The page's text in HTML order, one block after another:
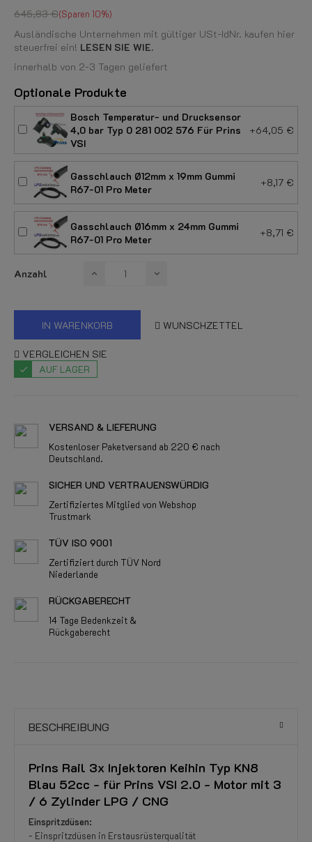
645,83 € Sparen 10%
Ausländische Unternehmen mit gültiger USt-IdNr. kaufen hier
steuerfrei ein! LESEN SIE WIE.
innerhalb von 2-3 Tagen geliefert
Optionale Produkte
Bosch Temperatur- und Drucksensor
4,0 bar Typ 0 281 002 576 Für Prins
VSI
+64,05 €
Gasschlauch Ø12mm x 19mm Gummi
R67-01 Pro Meter
+8,17 €
Gasschlauch Ø16mm x 24mm Gummi
R67-01 Pro Meter
+8,71 €
Anzahl
IN WARENKORB WUNSCHZETTEL
VERGLEICHEN SIE
AUF LAGER
VERSAND & LIEFERUNG
Kostenloser Paketversand ab 220 € nach
Deutschland.
SICHER UND VERTRAUENSWÜRDIG
Zertifiziertes Mitglied von Webshop
Trustmark
TÜV ISO 9001
Zertifiziert durch TÜV Nord
Niederlande
RÜCKGABERECHT
14 Tage Bedenkzeit &
Rückgaberecht
BESCHREIBUNG
Prins Rail 3x Injektoren Keihin Typ KN8
Blau 52cc - für Prins VSI 2.0 - Motor mit 3
/ 6 Zylinder LPG / CNG
Einspritzdüsen:
- Einspritzdüsen in Erstausrüsterqualität